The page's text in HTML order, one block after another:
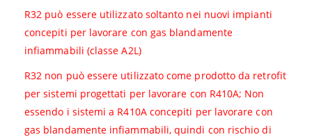
R32 può essere utilizzato soltanto nei nuovi impianti
concepiti per lavorare con gas blandamente
infiammabili (classe A2L)
R32 non può essere utilizzato come prodotto da retrofit
per sistemi progettati per lavorare con R410A; Non
essendo i sistemi a R410A concepiti per lavorare con
gas blandamente infiammabili, quindi con rischio di